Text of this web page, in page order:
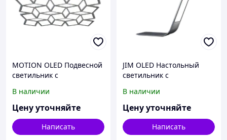
MOTION OLED Подвесной
светильник с
светодиодами (OLED)
В наличии
Цену уточняйте
Написать
JIM OLED Настольный
светильник с
светодиодами (OLED)
В наличии
Цену уточняйте
Написать